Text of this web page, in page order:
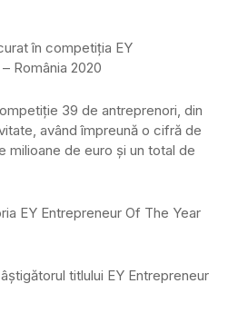
în competiția EY
România 2020
39 de antreprenori, din
având împreună o cifră de
milioane de euro și un total de
EY Entrepreneur Of The Year
titlului EY Entrepreneur